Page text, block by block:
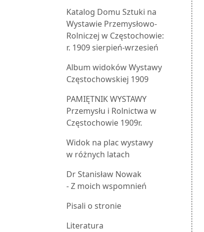
Katalog Domu Sztuki na
Wystawie Przemysłowo-
Rolniczej w Częstochowie:
r. 1909 sierpień-wrzesień
Album widoków Wystawy
Częstochowskiej 1909
PAMIĘTNIK WYSTAWY
Przemysłu i Rolnictwa w
Częstochowie 1909r.
Widok na plac wystawy
w różnych latach
Dr Stanisław Nowak
- Z moich wspomnień
Pisali o stronie
Literatura